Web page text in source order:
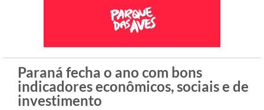
Paraná fecha o ano com bons
indicadores econômicos, sociais e de
investimento